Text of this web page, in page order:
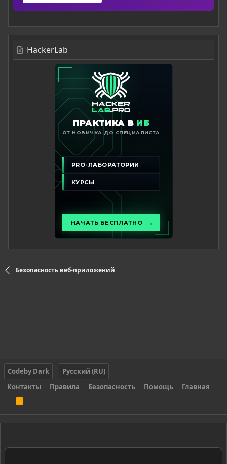
HackerLab
Безопасность веб-приложений
Codeby Dark
Русский (RU)
Контакты
Правила Безопасность Помощь Главная
S